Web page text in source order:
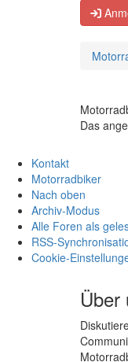
Das
Kontakt
Motorradbiker
Nach oben
Archiv-Modus
Alle Foren als
RSS-
Cookie-
Über